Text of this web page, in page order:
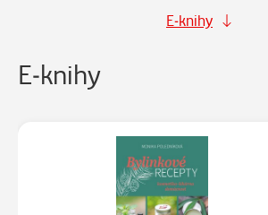
E-knihy
E-knihy